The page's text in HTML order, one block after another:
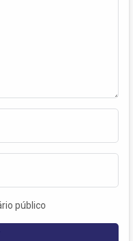
público